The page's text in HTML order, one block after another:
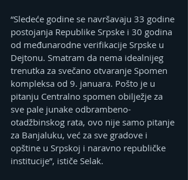
“Sledeće godine se navršavaju 33 godine
postojanja Republike Srpske i 30 godina
od međunarodne verifikacije Srpske u
Dejtonu. Smatram da nema idealnijeg
trenutka za svečano otvaranje Spomen
kompleksa od 9. januara. Pošto je u
pitanju Centralno spomen obilježje za
sve pale junake odbrambeno-
otadžbinskog rata, ovo nije samo pitanje
za Banjaluku, već za sve gradove i
opštine u Srpskoj i naravno republičke
institucije”, ističe Selak.